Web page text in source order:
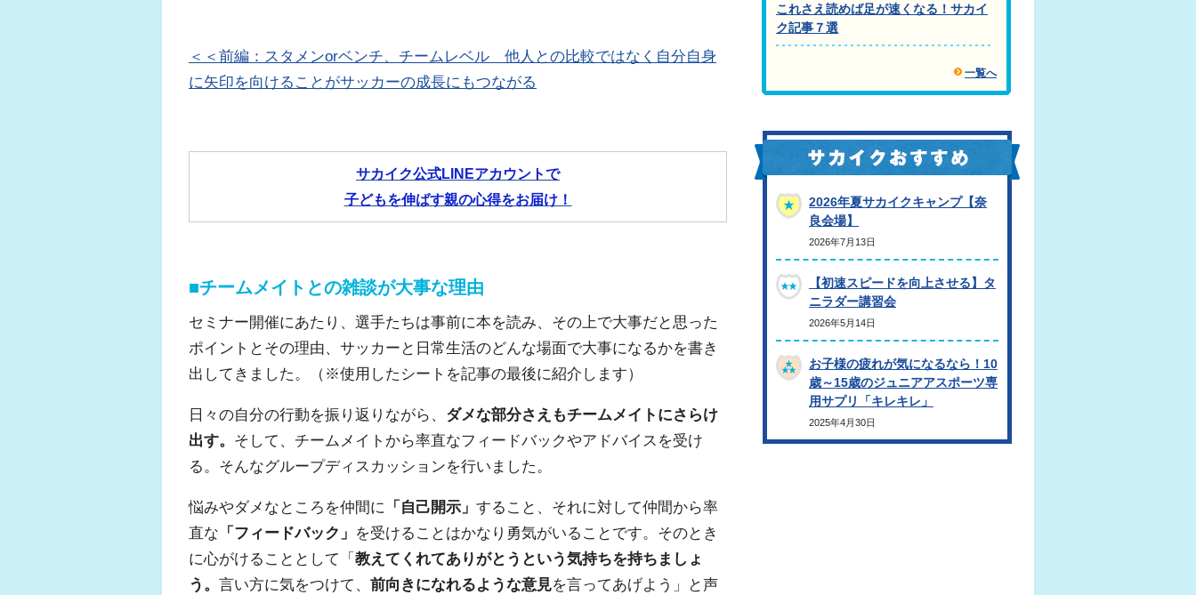
＜＜前編：スタメンorベンチ、チームレベル 他人との比較ではなく自分自身
に矢印を向けることがサッカーの成長にもつながる
サカイク公式LINEアカウントで
子どもを伸ばす親の心得をお届け！
■チームメイトとの雑談が大事な理由
セミナー開催にあたり、選手たちは事前に本を読み、その上で大事だと思った
ポイントとその理由、サッカーと日常生活のどんな場面で大事になるかを書き
出してきました。（※使用したシートを記事の最後に紹介します）
日々の自分の行動を振り返りながら、 ダメな部分さえもチームメイトにさらけ
出す。 そして、チームメイトから率直なフィードバックやアドバイスを受け
る。そんなグループディスカッションを行いました。
悩みやダメなところを仲間に 「自己開示」 すること、それに対して仲間から率
直な 「フィードバック」 を受けることはかなり勇気がいることです。そのとき
に心がけることとして「 教えてくれてありがとうという気持ちを持ちましょ
う。 言い方に気をつけて、 前向きになれるような意見を言ってあげよう」と声
これさえ読めば足が速くなる！サカイ
ク記事７選
一覧へ
2026年夏サカイクキャンプ【奈
良会場】
2026年7月13日
【初速スピードを向上させる】タ
ニラダー講習会
2026年5月14日
お子様の疲れが気になるなら！10
歳～15歳のジュニアアスポーツ専
用サプリ「キレキレ」
2025年4月30日